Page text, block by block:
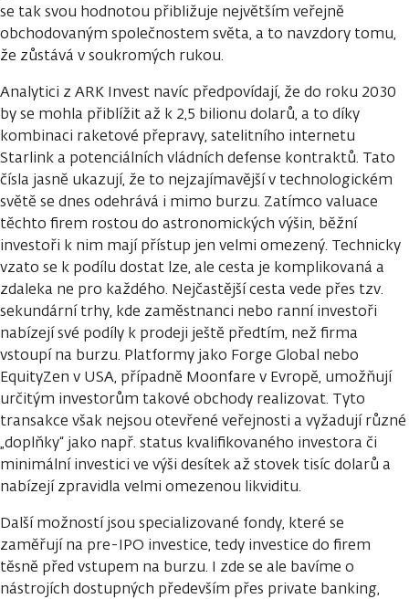
se tak svou hodnotou přibližuje největším veřejně
obchodovaným společnostem světa, a to navzdory tomu,
že zůstává v soukromých rukou.
Analytici z ARK Invest navíc předpovídají, že do roku 2030
by se mohla přiblížit až k 2,5 bilionu dolarů, a to díky
kombinaci raketové přepravy, satelitního internetu
Starlink a potenciálních vládních defense kontraktů. Tato
čísla jasně ukazují, že to nejzajímavější v technologickém
světě se dnes odehrává i mimo burzu. Zatímco valuace
těchto firem rostou do astronomických výšin, běžní
investoři k nim mají přístup jen velmi omezený. Technicky
vzato se k podílu dostat lze, ale cesta je komplikovaná a
zdaleka ne pro každého. Nejčastější cesta vede přes tzv.
sekundární trhy, kde zaměstnanci nebo ranní investoři
nabízejí své podíly k prodeji ještě předtím, než firma
vstoupí na burzu. Platformy jako Forge Global nebo
EquityZen v USA, případně Moonfare v Evropě, umožňují
určitým investorům takové obchody realizovat. Tyto
transakce však nejsou otevřené veřejnosti a vyžadují různé
„doplňky“ jako např. status kvalifikovaného investora či
minimální investici ve výši desítek až stovek tisíc dolarů a
nabízejí zpravidla velmi omezenou likviditu.
Další možností jsou specializované fondy, které se
zaměřují na pre-IPO investice, tedy investice do firem
těsně před vstupem na burzu. I zde se ale bavíme o
nástrojích dostupných především přes private banking,